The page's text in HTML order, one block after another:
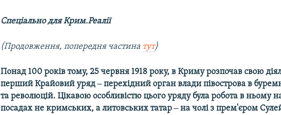
Спеціально для Крим.Реалії
(Продовження, попередня частина тут)
Понад 100 років тому, 25 червня 1918 року, в Криму розпочав свою
перший Крайовий уряд ‒ перехідний орган влади півострова в
та революцій. Цікавою особливістю цього уряду була робота в ньому
посадах не кримських, а литовських татар ‒ на чолі з прем'єром